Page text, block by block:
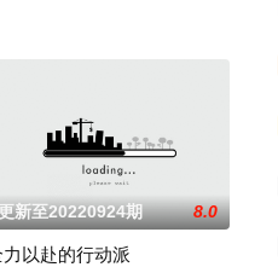
新至20220924期 8.0
力以赴的行动派